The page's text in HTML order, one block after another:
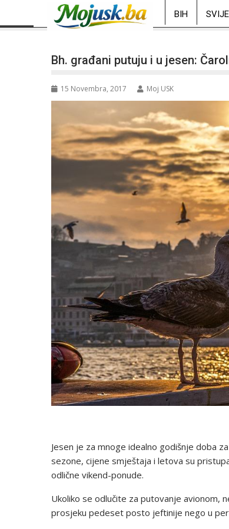
BIH
Bh. građani putuju i u jesen:
15 Novembra, 2017 Moj USK
Jesen je za mnoge idealno godišnje doba
sezone, cijene smještaja i letova su
odlične vikend-ponude.
Ukoliko se odlučite za putovanje avionom,
prosjeku pedeset posto jeftinije nego u